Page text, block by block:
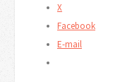
X
Facebook
E-mail